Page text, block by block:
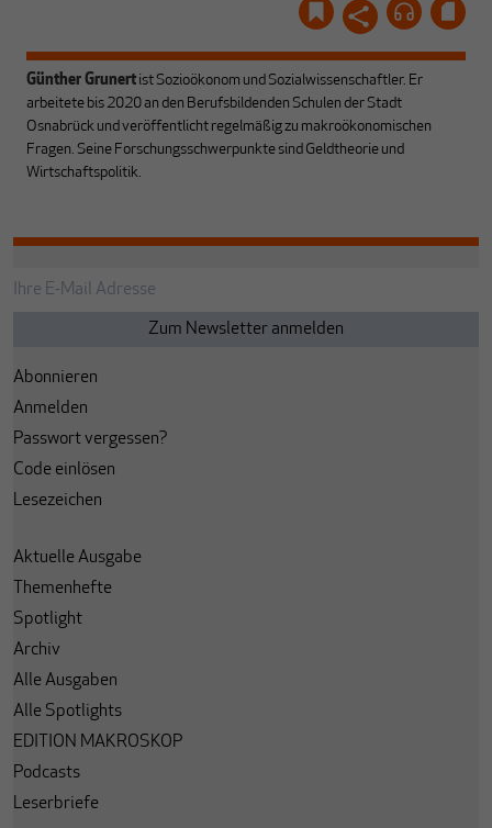
Günther Grunert ist Sozio­ökonom und Sozialwissenschaftler. Er
arbeitete bis 2020 an den Berufsbildenden Schulen der Stadt
Osnabrück und veröffentlicht regelmäßig zu makroökonomischen
Fragen. Seine Forschungsschwerpunkte sind Geldtheorie und
Wirtschafts­politik.
Abonnieren
Anmelden
Passwort vergessen?
Code einlösen
Lesezeichen
Aktuelle Ausgabe
Themenhefte
Spotlight
Archiv
Alle Ausgaben
Alle Spotlights
EDITION MAKROSKOP
Podcasts
Leserbriefe